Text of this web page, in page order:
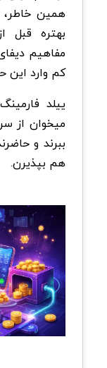
همین خاطر،
بهتره قبل
مفاهیم
کم وارد این
ییلد
میخوان از
ببرند و
هم بپذیرن.